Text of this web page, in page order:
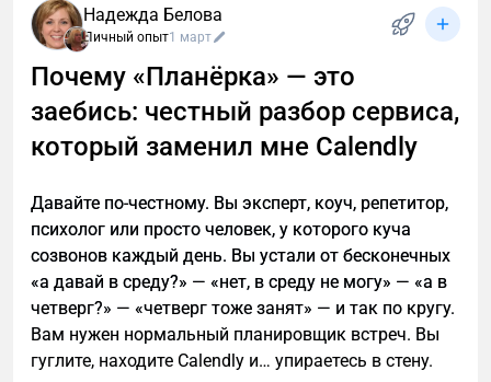
7 апреля в Москве пройдет форум Национальной
Ассоциации Дилеров, Дистрибьютеров и
Производителей спецтехники (НАДДиПС).
Спецтехника». Опубликованы спикеры форума!
Надежда Белова
Личный опыт1 март
Почему «Планёрка» — это
заебись: честный разбор сервиса,
который заменил мне Calendly
Давайте по-честному. Вы эксперт, коуч, репетитор,
психолог или просто человек, у которого куча
созвонов каждый день. Вы устали от бесконечных
«а давай в среду?» — «нет, в среду не могу» — «а в
четверг?» — «четверг тоже занят» — и так по кругу.
Вам нужен нормальный планировщик встреч. Вы
гуглите, находите Calendly и… упираетесь в стену.